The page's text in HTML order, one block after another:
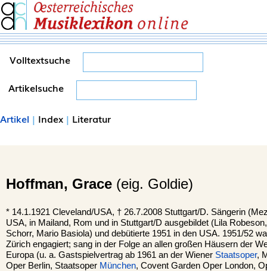
Volltextsuche
Artikelsuche
Artikel | Index | Literatur
Hoffman, Grace (eig. Goldie)
* 14.1.1921 Cleveland/USA, † 26.7.2008 Stuttgart/D. Sängerin
USA, in Mailand, Rom und in Stuttgart/D ausgebildet (Lila
Schorr, Mario Basiola) und debütierte 1951 in den USA. 1951/52
Zürich engagiert; sang in der Folge an allen großen Häusern der
Europa (u. a. Gastspielvertrag ab 1961 an der Wiener Staatsoper,
Oper Berlin, Staatsoper München, Covent Garden Oper London,